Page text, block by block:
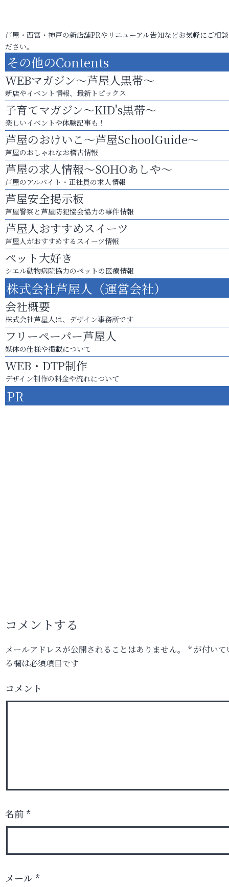
芦屋・西宮・神戸の新店舗PRやリニューアル告知などお気軽にご相
ださい。
その他のContents
WEBマガジン～芦屋人黒帯～
新店やイベント情報、最新トピックス
子育てマガジン～KID's黒帯～
楽しいイベントや体験記事も！
芦屋のおけいこ～芦屋SchoolGuide～
芦屋のおしゃれなお稽古情報
芦屋の求人情報～SOHOあしや～
芦屋のアルバイト・正社員の求人情報
芦屋安全掲示板
芦屋警察と芦屋防犯協会協力の事件情報
芦屋人おすすめスイーツ
芦屋人がおすすめするスイーツ情報
ペット大好き
シエル動物病院協力のペットの医療情報
株式会社芦屋人（運営会社）
会社概要
株式会社芦屋人は、デザイン事務所です
フリーペーパー芦屋人
媒体の仕様や掲載について
WEB・DTP制作
デザイン制作の料金や流れについて
PR
コメントする
メールアドレスが公開されることはありません。 *が付いて
る欄は必須項目です
コメント
名前 *
メール *